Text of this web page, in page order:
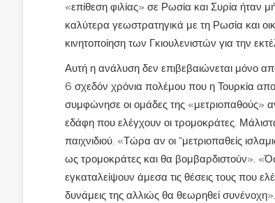
«επίθεση φιλίας» σε Ρωσία και Συρία ήταν
καλύτερα γεωστρατηγικά με τη Ρωσία και
κινητοποίηση των Γκιουλενιστών για την
Αυτή η ανάλυση δεν επιβεβαιώνεται μόνο
6 σχεδόν χρόνια πολέμου που η Τουρκία
συμφώνησε οι ομάδες της «μετριοπαθούς»
εδάφη που ελέγχουν οι τρομοκράτες.
παιχνιδιού. «Τώρα αν οι “μετριοπαθείς
ως τρομοκράτες και θα βομβαρδιστούν».
εγκαταλείψουν άμεσα τις θέσεις τους που
δυνάμεις της αλλιώς θα θεωρηθεί